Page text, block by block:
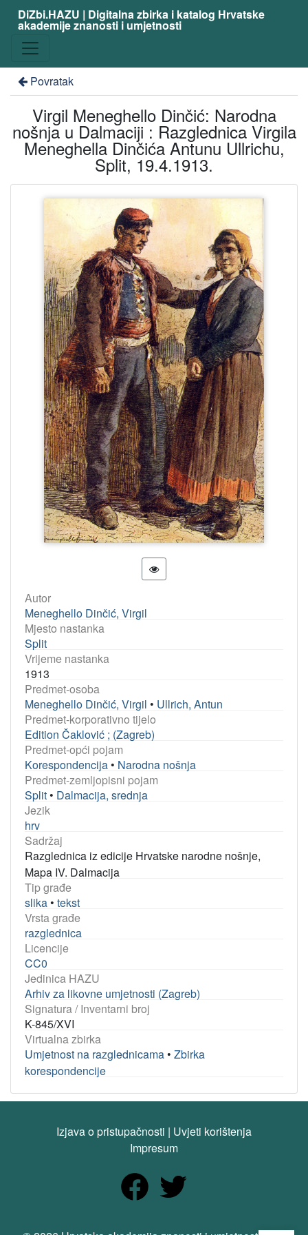
DiZbi.HAZU | Digitalna zbirka i katalog Hrvatske
akademije znanosti i umjetnosti
Povratak
Virgil Meneghello Dinčić: Narodna
nošnja u Dalmaciji : Razglednica Virgila
Meneghella Dinčića Antunu Ullrichu,
Split, 19.4.1913.
Autor
Meneghello Dinčić, Virgil
Mjesto nastanka
Split
Vrijeme nastanka
1913
Predmet-osoba
Meneghello Dinčić, Virgil • Ullrich, Antun
Predmet-korporativno tijelo
Edition Čaklović ; (Zagreb)
Predmet-opći pojam
Korespondencija • Narodna nošnja
Predmet-zemljopisni pojam
Split • Dalmacija, srednja
Jezik
hrv
Sadržaj
Razglednica iz edicije Hrvatske narodne nošnje,
Mapa IV. Dalmacija
Tip građe
slika • tekst
Vrsta građe
razglednica
Licencije
CC0
Jedinica HAZU
Arhiv za likovne umjetnosti (Zagreb)
Signatura / Inventarni broj
K-845/XVI
Virtualna zbirka
Umjetnost na razglednicama • Zbirka
korespondencije
Izjava o pristupačnosti | Uvjeti korištenja
Impresum